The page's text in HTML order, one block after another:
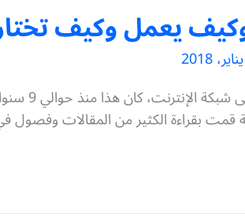
يعمل وكيف
قمت بقراءة الكثير من المقالات